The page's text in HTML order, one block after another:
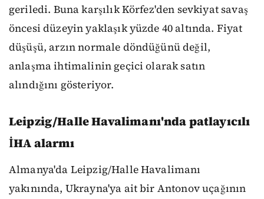
geriledi. Buna karşılık Körfez'den sevkiyat savaş
öncesi düzeyin yaklaşık yüzde 40 altında. Fiyat
düşüşü, arzın normale döndüğünü değil,
anlaşma ihtimalinin geçici olarak satın
alındığını gösteriyor.
Leipzig/Halle Havalimanı'nda patlayıcılı
İHA alarmı
Almanya'da Leipzig/Halle Havalimanı
yakınında, Ukrayna'ya ait bir Antonov uçağının